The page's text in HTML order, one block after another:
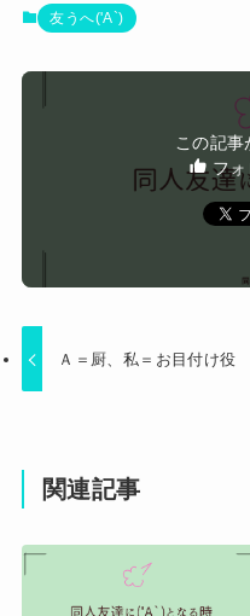
【朗報】Vtuber界、
【警告】医師「米国
バい薬”が日本では平
【画像】20年前のAV
Powered by livedoor
友うへ('A`)
この記事
フォ
Ａ＝厨、私＝お目付け役
関連記事